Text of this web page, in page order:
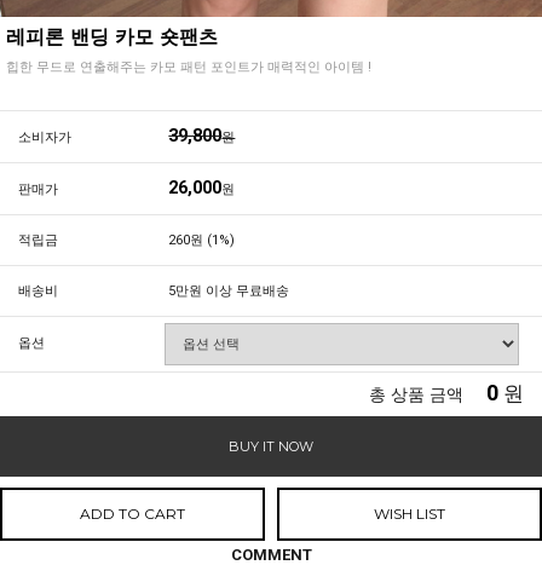
레피론 밴딩 카모 숏팬츠
힙한 무드로 연출해주는 카모 패턴 포인트가 매력적인 아이템 !
소비자가 39,800원
판매가 26,000원
적립금 260원 (1%)
배송비 5만원 이상 무료배송
옵션
총 상품 금액 0 원
BUY IT NOW
ADD TO CART WISH LIST
COMMENT